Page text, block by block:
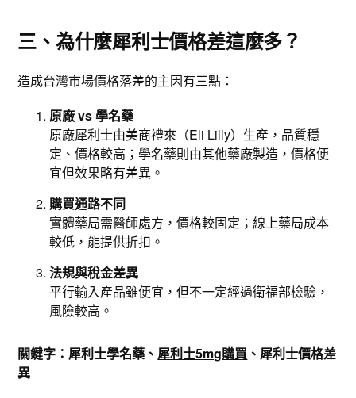
三、為什麼犀利士價格差這麼多？
造成台灣市場價格落差的主因有三點：
原廠 vs 學名藥
原廠犀利士由美商禮來（Eli Lilly）生產，品質穩
定、價格較高；學名藥則由其他藥廠製造，價格便
宜但效果略有差異。
購買通路不同
實體藥局需醫師處方，價格較固定；線上藥局成本
較低，能提供折扣。
法規與稅金差異
平行輸入產品雖便宜，但不一定經過衛福部檢驗，
風險較高。
關鍵字：犀利士學名藥、 犀利士5mg購買 、犀利士價格差
異